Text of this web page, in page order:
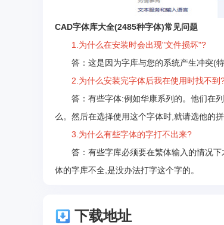
CAD字体库大全(2485种字体)常见问题
1.为什么在安装时会出现"文件损坏"?
答：这是因为字库与您的系统产生冲突(特
2.为什么安装完字体后我在使用时找不到
答：有些字体:例如华康系列的。他们在列
么。然后在选择使用这个字体时,就请选他的
3.为什么有些字体的字打不出来?
答：有些字库必须要在繁体输入的情况下
体的字库不全,是没办法打字这个字的。
下载地址